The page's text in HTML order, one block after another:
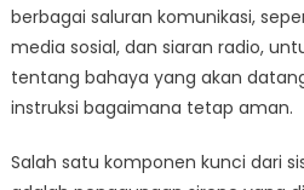
berbagai saluran komunikasi,
media sosial, dan siaran radio,
tentang bahaya yang akan
instruksi bagaimana tetap aman.
Salah satu komponen kunci dari